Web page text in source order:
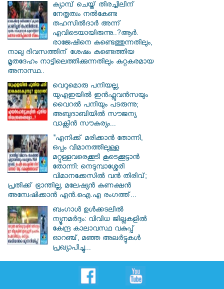
ക്യാമ്പ് ചെയ്ത് തിരച്ചിലിന്
നേതൃത്വം നല്‍കേണ്ട
തഹസില്‍ദാര്‍ അന്ന്
എവിടെയായിരുന്നു..?ആര്‍.
രാജേഷിനെ കണ്ടെത്തുന്നതിലും,
നാലു ദിവസത്തിന് ശേഷം കണ്ടെത്തിയ
മൃതദേഹം നാട്ടിലെത്തിക്കുന്നതിലും കുറ്റകരമായ
അനാസ്ഥ..
വെറുമൊരു പനിയല്ല,
യുഎഇയിൽ ഇൻഫ്ലുവൻസയും
വൈറൽ പനിയും പടരുന്നു;
അബുദാബിയിൽ സൗജന്യ
വാക്സിൻ സൗകര്യം...
"എനിക്ക് മരിക്കാൻ തോന്നി,
ഒപ്പം വിമാനത്തിലുള്ള
മറ്റുള്ളവരെക്കൂടി കൂടെക്കൂട്ടാൻ
തോന്നി: നെടുമ്പാശ്ശേരി
വിമാനക്കേസിൽ വൻ തിരിവ്;
പ്രതിക്ക് ഭ്രാന്തില്ല, മലേഷ്യൻ കണക്ഷൻ
അന്വേഷിക്കാൻ എൻ.ഐ.എ രംഗത്ത്...
ബംഗാൾ ഉൾക്കടലിൽ
ന്യൂനമർദ്ദം: വിവിധ ജില്ലകളിൽ
കേന്ദ്ര കാലാവസ്ഥ വകുപ്പ്
ഓറഞ്ച്, മഞ്ഞ അലർട്ടുകൾ
പ്രഖ്യാപിച്ചു...